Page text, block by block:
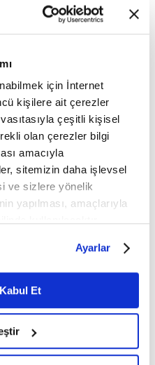
için İnternet
kişilere ait çerezler
çeşitli kişisel
olan çerezler bilgi
amacıyla
sitemizin daha işlevsel
ve sizlere yönelik
yapılması, amaçlarıyla
detaylı bilgi için
Çerez Bilgilendirme
Kanunu uyarınca
kapsamında
ile ilgili daha
Ayarlar
Et
aldı.
yayımlandı.
Ansiklopedisi'nde
ilk dönem
faaliyetleriyle ilgili
bestelerinden oluşan
İlahiler" (İstanbul
ve kanun sanatçısı
birçok icralara
Kocaeli Büyükşehir
Tasavvuf Müziği